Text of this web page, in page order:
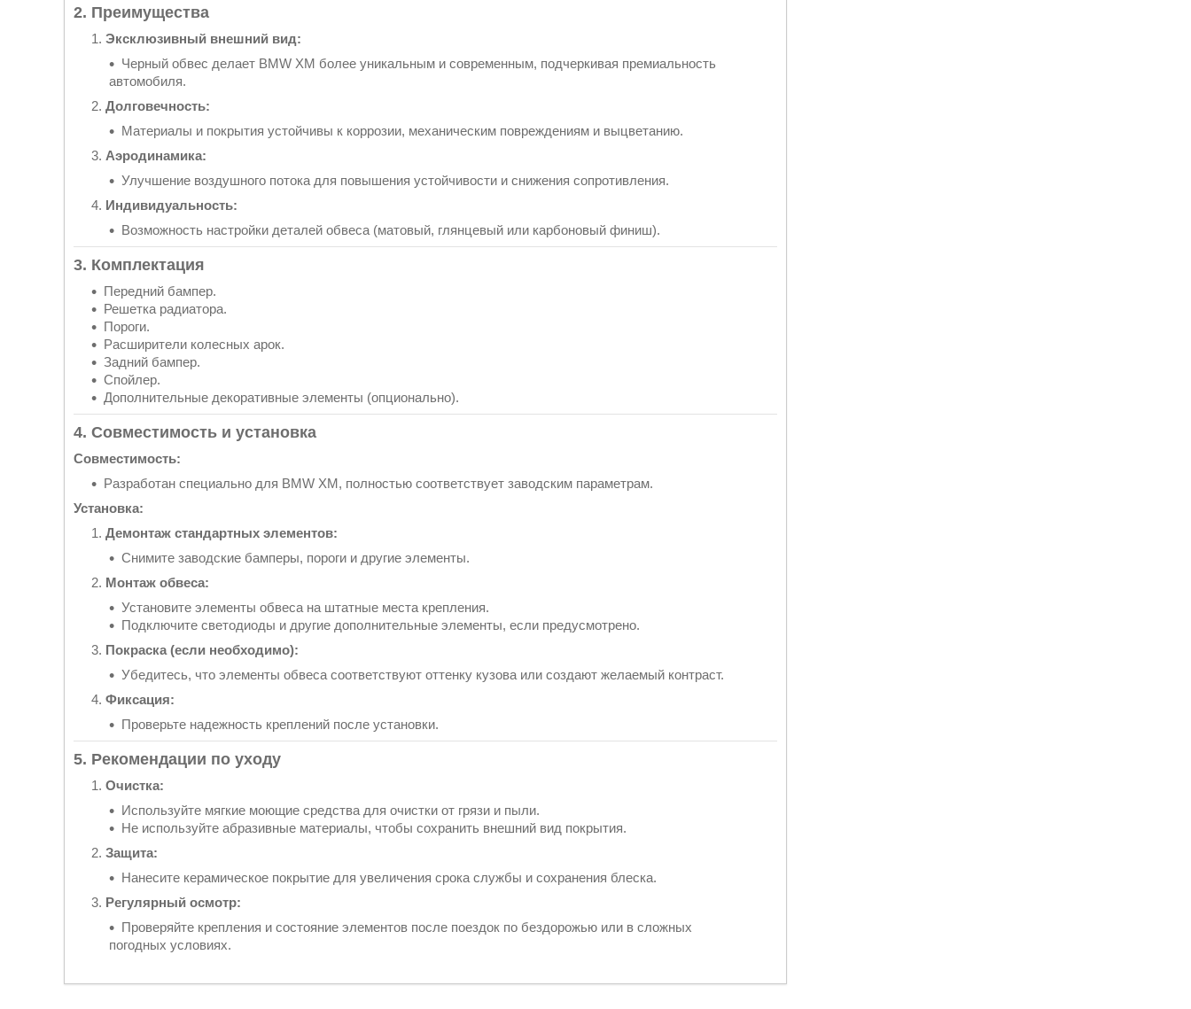
2. Преимущества
Эксклюзивный внешний вид:
Черный обвес делает BMW XM более уникальным и современным, подчеркивая премиальность
автомобиля.
Долговечность:
Материалы и покрытия устойчивы к коррозии, механическим повреждениям и выцветанию.
Аэродинамика:
Улучшение воздушного потока для повышения устойчивости и снижения сопротивления.
Индивидуальность:
Возможность настройки деталей обвеса (матовый, глянцевый или карбоновый финиш).
3. Комплектация
Передний бампер.
Решетка радиатора.
Пороги.
Расширители колесных арок.
Задний бампер.
Спойлер.
Дополнительные декоративные элементы (опционально).
4. Совместимость и установка
Совместимость:
Разработан специально для BMW XM, полностью соответствует заводским параметрам.
Установка:
Демонтаж стандартных элементов:
Снимите заводские бамперы, пороги и другие элементы.
Монтаж обвеса:
Установите элементы обвеса на штатные места крепления.
Подключите светодиоды и другие дополнительные элементы, если предусмотрено.
Покраска (если необходимо):
Убедитесь, что элементы обвеса соответствуют оттенку кузова или создают желаемый контраст.
Фиксация:
Проверьте надежность креплений после установки.
5. Рекомендации по уходу
Очистка:
Используйте мягкие моющие средства для очистки от грязи и пыли.
Не используйте абразивные материалы, чтобы сохранить внешний вид покрытия.
Защита:
Нанесите керамическое покрытие для увеличения срока службы и сохранения блеска.
Регулярный осмотр:
Проверяйте крепления и состояние элементов после поездок по бездорожью или в сложных
погодных условиях.